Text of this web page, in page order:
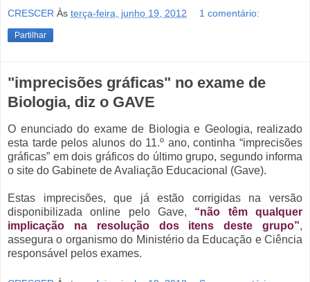
CRESCER Às terça-feira, junho 19, 2012 1 comentário:
Partilhar
"imprecisões gráficas" no exame de
Biologia, diz o GAVE
O enunciado do exame de Biologia e Geologia, realizado
esta tarde pelos alunos do 11.º ano, continha “imprecisões
gráficas” em dois gráficos do último grupo, segundo informa
o site do Gabinete de Avaliação Educacional (Gave).
Estas imprecisões, que já estão corrigidas na versão
disponibilizada online pelo Gave,
“não têm qualquer
implicação na resolução dos itens deste grupo”,
assegura o organismo do Ministério da Educação e Ciência
responsável pelos exames.